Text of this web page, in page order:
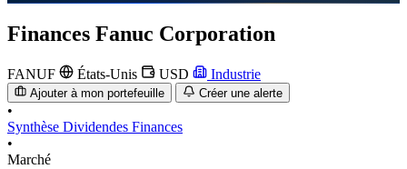
Finances Fanuc Corporation
FANUF États-Unis USD Industrie
Ajouter à mon portefeuille Créer une alerte
•
Synthèse Dividendes Finances
•
Marché